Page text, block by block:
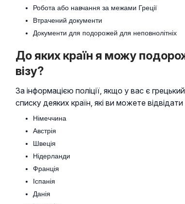
Робота або навчання за межами Греції
Втрачений документи
Документи для подорожей для неповнолітніх
До яких країн я можу
візу?
За інформацією поліції, якщо у вас є
списку деяких країн, які ви можете відвідати
Німеччина
Австрія
Швеція
Нідерланди
Франція
Іспанія
Данія